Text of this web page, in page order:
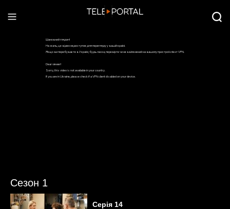
Сезон 1
Серія 14